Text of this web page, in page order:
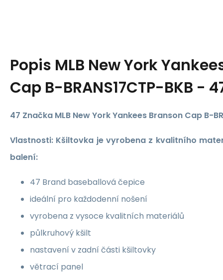
Popis MLB New York
Cap B-BRANS17CTP-BKB -
47 Značka MLB New York Yankees Branson Cap B-
Vlastnosti: Kšiltovka je vyrobena z kvalitního
balení:
47 Brand baseballová čepice
ideální pro každodenní nošení
vyrobena z vysoce kvalitních materiálů
půlkruhový kšilt
nastavení v zadní části kšiltovky
větrací panel